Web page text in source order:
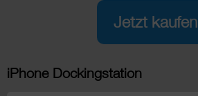
Jetzt kaufen
iPhone Dockingstation